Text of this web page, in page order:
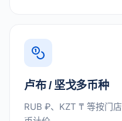
卢布 / 坚戈多币种
RUB ₽、KZT ₸ 等按门